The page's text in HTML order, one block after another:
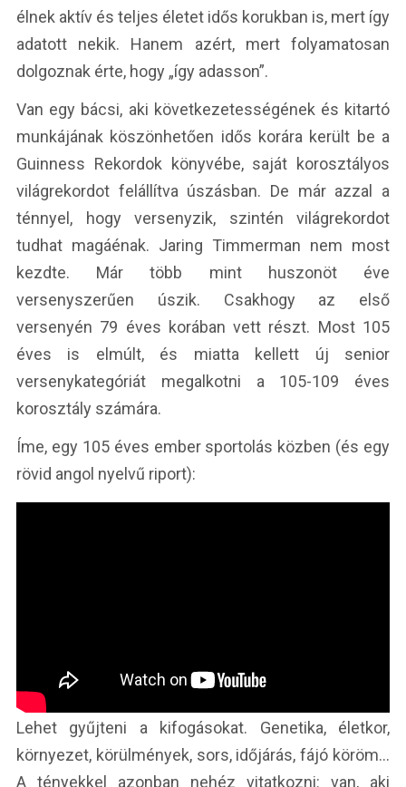
élnek aktív és teljes életet idős korukban is, mert így
adatott nekik. Hanem azért, mert folyamatosan
dolgoznak érte, hogy „így adasson”.
Van egy bácsi, aki következetességének és kitartó
munkájának köszönhetően idős korára került be a
Guinness Rekordok könyvébe, saját korosztályos
világrekordot felállítva úszásban. De már azzal a
ténnyel, hogy versenyzik, szintén világrekordot
tudhat magáénak. Jaring Timmerman nem most
kezdte. Már több mint huszonöt éve
versenyszerűen úszik. Csakhogy az első
versenyén 79 éves korában vett részt. Most 105
éves is elmúlt, és miatta kellett új senior
versenykategóriát megalkotni a 105-109 éves
korosztály számára.
Íme, egy 105 éves ember sportolás közben (és egy
rövid angol nyelvű riport):
Lehet gyűjteni a kifogásokat. Genetika, életkor,
környezet, körülmények, sors, időjárás, fájó köröm…
A tényekkel azonban nehéz vitatkozni: van, aki